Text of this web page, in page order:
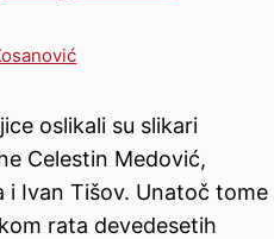
oslikali su slikari
Celestin Medović,
i Ivan Tišov. Unatoč tome
rata devedesetih